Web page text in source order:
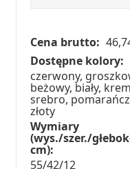
Cena brutto:
Dostępne kolory:
czerwony,
beżowy, biały,
srebro,
złoty
Wymiary
(wys./szer./
cm):
55/42/12